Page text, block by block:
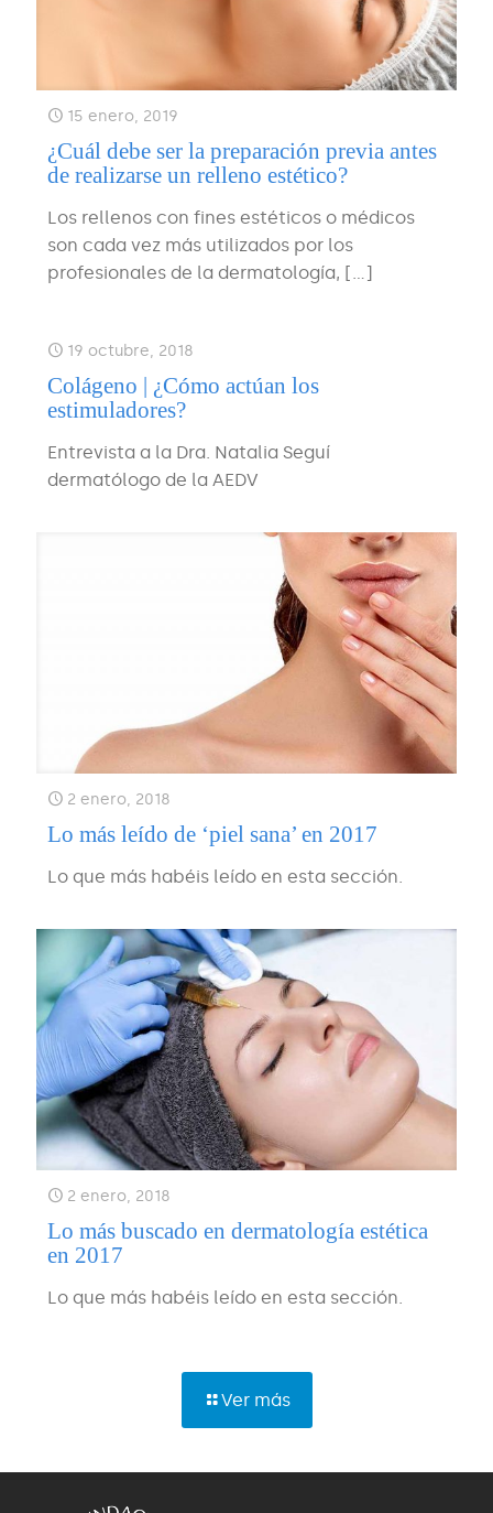
15 enero, 2019
¿Cuál debe ser la preparación previa antes
de realizarse un relleno estético?
Los rellenos con fines estéticos o médicos
son cada vez más utilizados por los
profesionales de la dermatología, […]
19 octubre, 2018
Colágeno | ¿Cómo actúan los
estimuladores?
Entrevista a la Dra. Natalia Seguí
dermatólogo de la AEDV
2 enero, 2018
Lo más leído de ‘piel sana’ en 2017
Lo que más habéis leído en esta sección.
2 enero, 2018
Lo más buscado en dermatología estética
en 2017
Lo que más habéis leído en esta sección.
Ver más